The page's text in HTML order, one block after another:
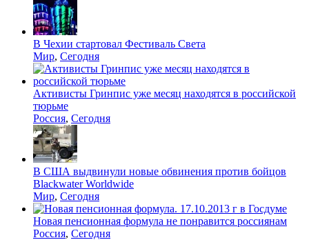
В Чехии стартовал Фестиваль Света
Мир, Сегодня
Активисты Гринпис уже месяц находятся в российской
тюрьме
Россия, Сегодня
В США выдвинули новые обвинения против бойцов
Blackwater Worldwide
Мир, Сегодня
Новая пенсионная формула не понравится россиянам
Россия, Сегодня